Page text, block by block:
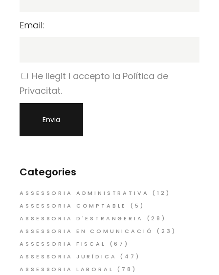
Email:
He llegit i accepto la Política de
Privacitat.
Categories
ASSESSORIA ADMINISTRATIVA
(12)
ASSESSORIA COMPTABLE
(5)
ASSESSORIA D'ESTRANGERIA
(28)
ASSESSORIA EN COMUNICACIÓ
(23)
ASSESSORIA FISCAL
(67)
ASSESSORIA JURÍDICA
(47)
ASSESSORIA LABORAL
(78)